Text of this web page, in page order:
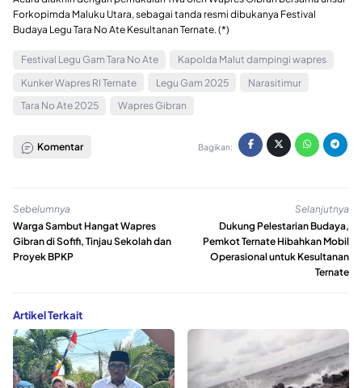
Forkopimda Maluku Utara, sebagai tanda resmi dibukanya Festival
Budaya Legu Tara No Ate Kesultanan Ternate. (*)
Festival Legu Gam Tara No Ate
Kapolda Malut dampingi wapres
Kunker Wapres RI Ternate
Legu Gam 2025
Narasitimur
Tara No Ate 2025
Wapres Gibran
Komentar Bagikan:
Sebelumnya
Warga Sambut Hangat Wapres
Gibran di Sofifi, Tinjau Sekolah dan
Proyek BPKP
Selanjutnya
Dukung Pelestarian Budaya,
Pemkot Ternate Hibahkan Mobil
Operasional untuk Kesultanan
Ternate
Artikel Terkait